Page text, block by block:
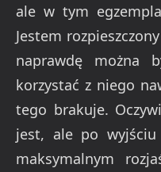
ale w tym
Jestem
naprawdę można
korzystać z niego
tego brakuje.
jest, ale po
maksymalnym